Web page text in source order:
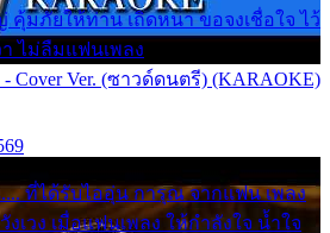
คุ้มภัยให้ท่าน เถิดหนา ขอจงเชื่อใจ ไว้
ไม่ลืมแฟนเพลง
Ver. (ซาวด์ดนตรี) (KARAOKE)
ที่ได้รับไออุ่น การุณ จากแฟน เพลง
เวง เมื่อแฟนเพลง ให้กำลังใจ น้ำใจ